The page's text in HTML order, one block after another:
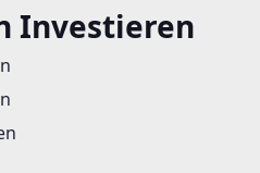
Investieren
FÜR DIE
erzeugen. Bitte setzen